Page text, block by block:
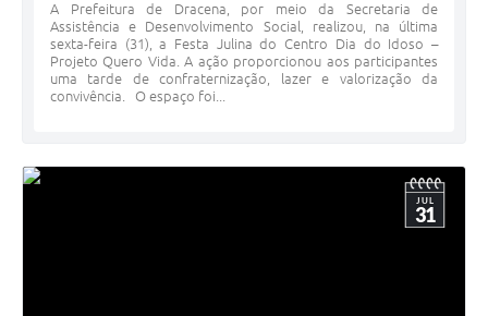
A Prefeitura de Dracena, por meio da Secretaria de
Assistência e Desenvolvimento Social, realizou, na última
sexta-feira (31), a Festa Julina do Centro Dia do Idoso –
Projeto Quero Vida. A ação proporcionou aos participantes
uma tarde de confraternização, lazer e valorização da
convivência. O espaço foi...
JUL
31